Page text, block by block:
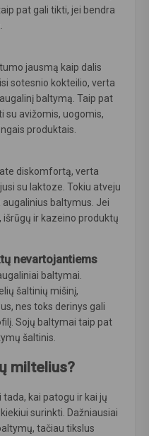
pat gali tikti, jei bendra
jausmą kaip dalis
sotesnio kokteilio, verta
baltymą. Taip pat
su avižomis, uogomis,
produktais.
diskomfortą, verta
su laktoze. Tokiu atveju
augalinius baltymus. Jei
ir kazeino produktų
nevartojantiems
baltymai.
šaltinių mišinį,
nes toks derinys gali
Sojų baltymai taip pat
šaltinis.
miltelius?
kai patogu ir kai jų
surinkti. Dažniausiai
tačiau tikslus